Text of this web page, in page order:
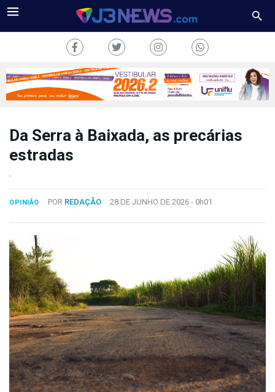
COLUNAS
FALE
CONOSCO
Copyright
2024
Desenvolvido
por
Hesea
Tecnologia
Sistemas
Da Serra à Baixada, as precárias
estradas
OPINIÃO POR REDAÇÃO 28 DE JUNHO DE 2026 - 0h01